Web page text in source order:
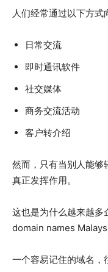
人们经常通过以下方式
日常交流
即时通讯软件
社交媒体
商务交流活动
客户转介绍
然而，只有当别人能够
真正发挥作用。
这也是为什么越来越多
domain names
一个容易记住的域名，